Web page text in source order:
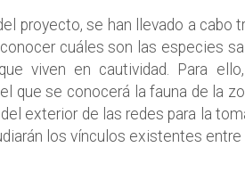
proyecto, se han llevado a
cuáles son las especies
viven en cautividad. Para
que se conocerá la fauna de la
exterior de las redes para la
los vínculos existentes